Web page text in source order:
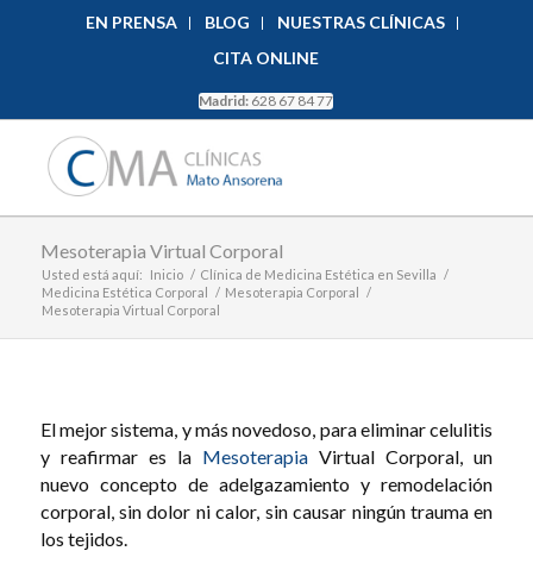
EN PRENSA BLOG
NUESTRAS CLÍNICAS
CITA ONLINE
Madrid: 628 67 84 77
Mesoterapia Virtual Corporal
Usted está aquí: Inicio / Clínica de Medicina Estética en Sevilla /
Medicina Estética Corporal / Mesoterapia Corporal /
Mesoterapia Virtual Corporal
El mejor sistema, y más novedoso, para eliminar celulitis
y reafirmar es la Mesoterapia Virtual Corporal, un
nuevo concepto de adelgazamiento y remodelación
corporal, sin dolor ni calor, sin causar ningún trauma en
los tejidos.